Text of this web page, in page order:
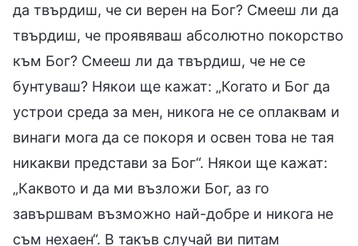
да твърдиш, че си верен на Бог? Смееш ли да
твърдиш, че проявяваш абсолютно покорство
към Бог? Смееш ли да твърдиш, че не се
бунтуваш? Някои ще кажат: „Когато и Бог да
устрои среда за мен, никога не се оплаквам и
винаги мога да се покоря и освен това не тая
никакви представи за Бог“. Някои ще кажат:
„Каквото и да ми възложи Бог, аз го
завършвам възможно най-добре и никога не
съм нехаен“. В такъв случай ви питам